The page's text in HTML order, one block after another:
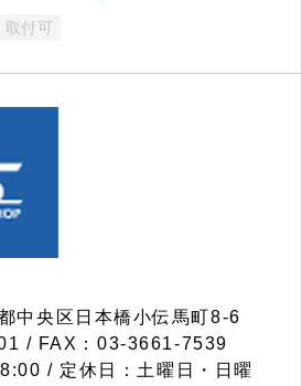
取付可
央区日本橋小伝馬町8-6
/ FAX：03-3661-7539
/ 定休日：土曜日・日曜